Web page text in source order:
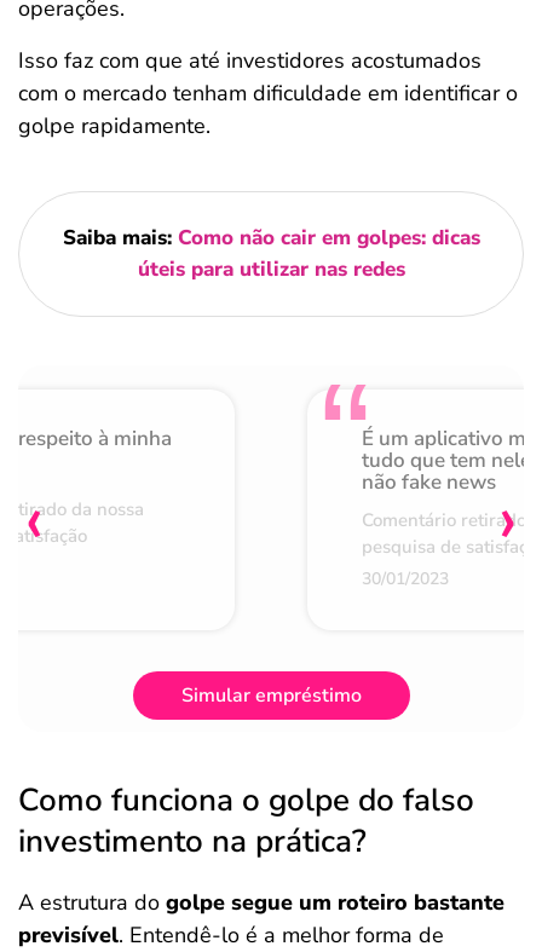
operações.
Isso faz com que até investidores acostumados
com o mercado tenham dificuldade em identificar o
golpe rapidamente.
Saiba mais: Como não cair em golpes: dicas
úteis para utilizar nas redes
respeito à minha
da nossa
É um aplicativo
tudo que tem nele
não fake news
Comentário retirado
pesquisa de
30/01/2023
‹ ›
Simular empréstimo
Como funciona o golpe do falso
investimento na prática?
A estrutura do golpe segue um roteiro bastante
previsível. Entendê-lo é a melhor forma de